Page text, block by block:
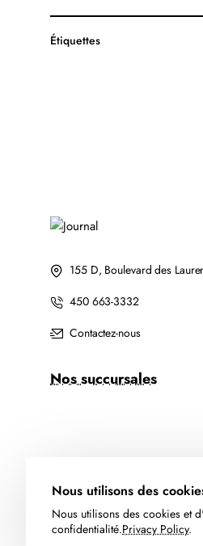
Nous utilisons des
Nous utilisons des cookies et
confidentialité.Privacy Policy.
Étiquettes
155 D, Boulevard des
450 663-3332
Contactez-nous
Nos succursales